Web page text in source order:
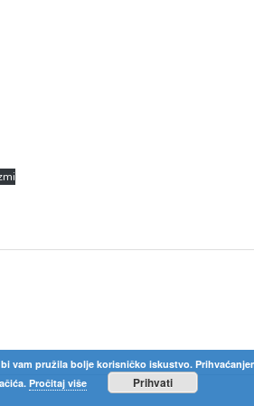
vam pružila bolje korisničko iskustvo.
Pročitaj više Prihvati